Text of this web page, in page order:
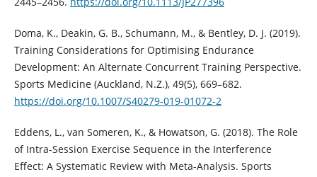
Doma, K., Deakin, G. B., Schumann, M., & Bentley, D. J. (2019).
Training Considerations for Optimising Endurance
Development: An Alternate Concurrent Training Perspective.
Sports Medicine (Auckland, N.Z.), 49(5), 669–682.
https://doi.org/10.1007/S40279-019-01072-2
Eddens, L., van Someren, K., & Howatson, G. (2018). The Role
of Intra-Session Exercise Sequence in the Interference
Effect: A Systematic Review with Meta-Analysis. Sports